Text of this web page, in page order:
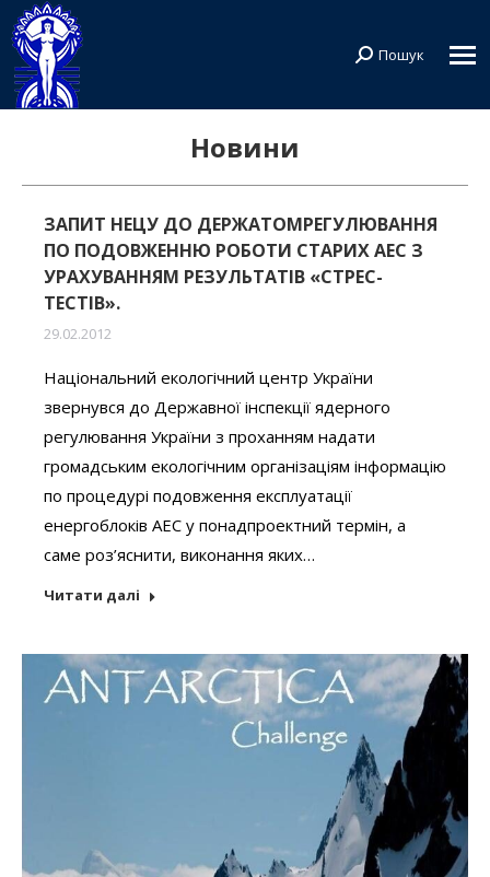
Search:
Пошук
Новини
ЗАПИТ НЕЦУ ДО ДЕРЖАТОМРЕГУЛЮВАННЯ
ПО ПОДОВЖЕННЮ РОБОТИ СТАРИХ АЕС З
УРАХУВАННЯМ РЕЗУЛЬТАТІВ «СТРЕС-
ТЕСТІВ».
29.02.2012
Національний екологічний центр України
звернувся до Державної інспекції ядерного
регулювання України з проханням надати
громадським екологічним організаціям інформацію
по процедурі подовження експлуатації
енергоблоків АЕС у понадпроектний термін, а
саме роз’яснити, виконання яких…
Читати далі